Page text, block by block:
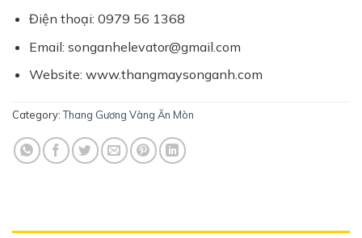
Điện thoại: 0979 56 1368
Email: songanhelevator@gmail.com
Website: www.thangmaysonganh.com
Category:Thang Gương Vàng Ăn Mòn